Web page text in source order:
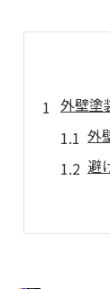
外壁塗
外
避